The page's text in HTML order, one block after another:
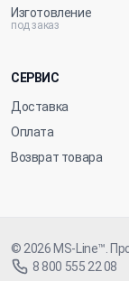
Изготовление
под заказ
СЕРВИС
Доставка
Оплата
Возврат товара
© 2026 MS-Line™ .
8 800 555 22 08